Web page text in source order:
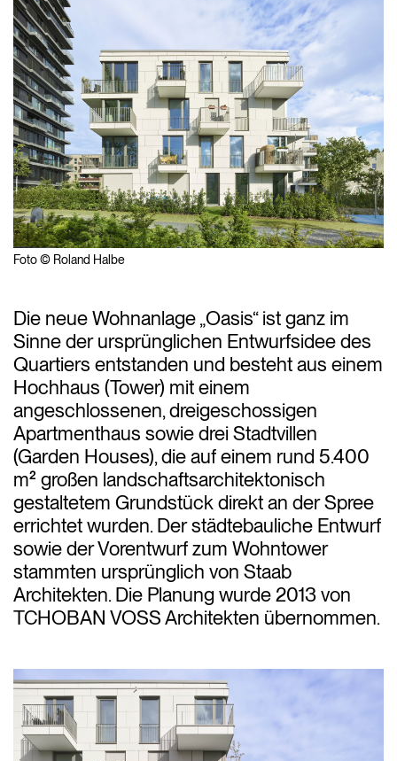
Foto © Roland Halbe
Die neue Wohnanlage „Oasis“ ist ganz im
Sinne der ursprünglichen Entwurfsidee des
Quartiers entstanden und besteht aus einem
Hochhaus (Tower) mit einem
angeschlossenen, dreigeschossigen
Apartmenthaus sowie drei Stadtvillen
(Garden Houses), die auf einem rund 5.400
m² großen landschaftsarchitektonisch
gestaltetem Grundstück direkt an der Spree
errichtet wurden. Der städtebauliche Entwurf
sowie der Vorentwurf zum Wohntower
stammten ursprünglich von Staab
Architekten. Die Planung wurde 2013 von
TCHOBAN VOSS Architekten übernommen.